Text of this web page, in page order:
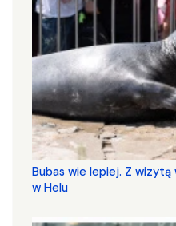
Bubas wie lepiej. Z
w Helu